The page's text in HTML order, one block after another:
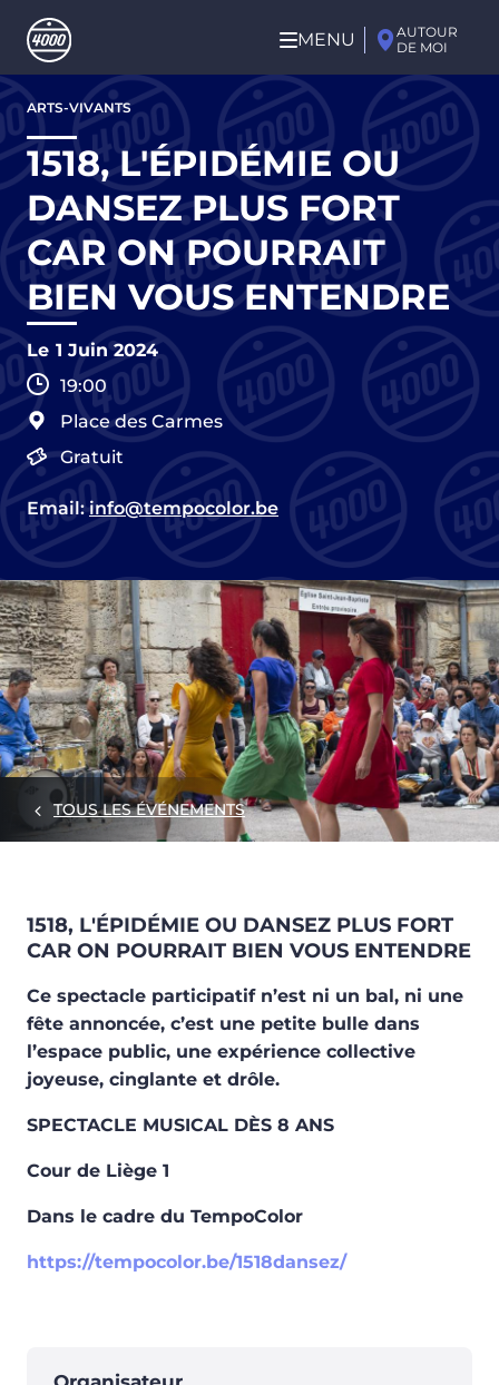
Aller au contenu principal
MENU
AUTOUR
DE MOI
Aller
au
contenu
principal
ARTS-VIVANTS
1518, L'ÉPIDÉMIE OU
DANSEZ PLUS FORT
CAR ON POURRAIT
BIEN VOUS ENTENDRE
Le 1 Juin 2024
19:00
Place des Carmes
Gratuit
Email:info@tempocolor.be
TOUS LES ÉVÉNEMENTS
1518, L'ÉPIDÉMIE OU DANSEZ PLUS FORT
CAR ON POURRAIT BIEN VOUS ENTENDRE
Ce spectacle participatif n’est ni un bal, ni une
fête annoncée, c’est une petite bulle dans
l’espace public, une expérience collective
joyeuse, cinglante et drôle.
SPECTACLE MUSICAL DÈS 8 ANS
Cour de Liège 1
Dans le cadre du TempoColor
https://tempocolor.be/1518dansez/